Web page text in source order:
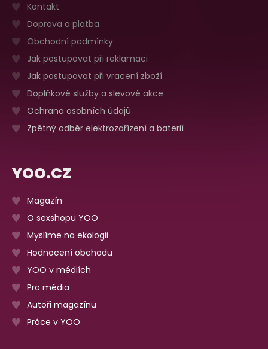
Kontakt
Doprava a platba
Obchodní podmínky
Jak postupovat při reklamaci
Jak postupovat při vracení zboží
Doplňkové služby a slevové akce
Ochrana osobních údajů
Zpětný odběr elektrozařízení a baterií
YOO.CZ
Magazín
O sexshopu YOO
Myslíme na ekologii
Hodnocení obchodu
YOO v médiích
Pro média
Autoři magazínu
Práce v YOO